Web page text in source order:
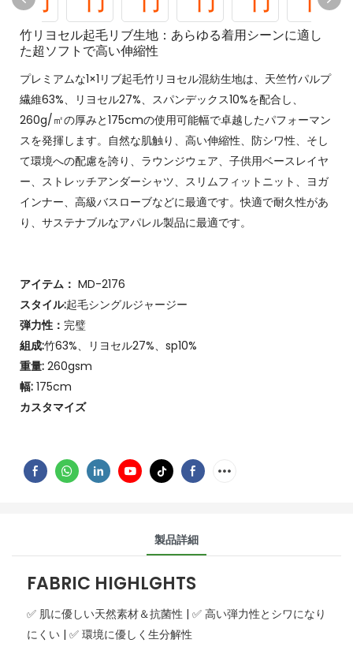
竹リヨセル起毛リブ生地：あらゆる着用シーンに適し
た超ソフトで高い伸縮性
プレミアムな1×1リブ起毛竹リヨセル混紡生地は、天竺竹パルプ
繊維63%、リヨセル27%、スパンデックス10%を配合し、
260g/㎡の厚みと175cmの使用可能幅で卓越したパフォーマン
スを発揮します。自然な肌触り、高い伸縮性、防シワ性、そし
て環境への配慮を誇り、ラウンジウェア、子供用ベースレイヤ
ー、ストレッチアンダーシャツ、スリムフィットニット、ヨガ
インナー、高級バスローブなどに最適です。快適で耐久性があ
り、サステナブルなアパレル製品に最適です。
アイテム： MD-2176
スタイル:起毛シングルジャージー
弾力性： 完璧
組成:竹63%、リヨセル27%、sp10%
重量: 260gsm
幅: 175cm
カスタマイズ
製品詳細
FABRIC HIGHLGHTS
✅ 肌に優しい天然素材＆抗菌性 | ✅ 高い弾力性とシワになり
にくい | ✅ 環境に優しく生分解性